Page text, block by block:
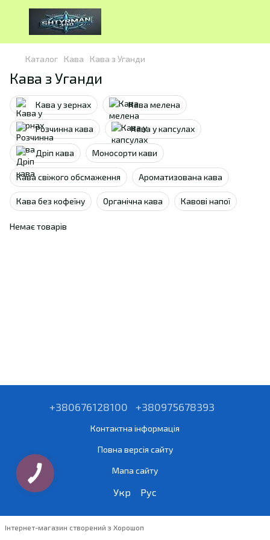
Каталог Кава Кава з Уганди
Кава з Уганди
Кава у зернах Кава мелена
Розчинна кава Кава у капсулах
Дріп кава Моносорти кави
Кава свіжого обсмаження Ароматизована кава
Кава без кофеїну Органічна кава Кавові напої
Немає товарів
+380676128100 +380975678393
Контактна інформація
Повна версія сайту
Мапа сайту
Укр Рус
Інтернет-магазин створений з Хорошоп